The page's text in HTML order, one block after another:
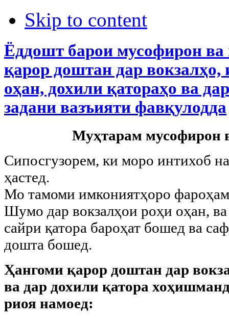
Skip to content
Ёддошт барои мусофирон ва
қарор доштан дар вокзалҳо,
оҳан, дохили қатораҳо ва
задани вазъияти фавқулодда
Муҳтарам мусофирон
Сипосгузорем, ки моро интихоб
ҳастед.
Мо тамоми имкониятҳоро
Шумо дар вокзалҳои роҳи оҳан,
сайри қатора бароҳат бошед ва
дошта бошед.
Ҳангоми қарор доштан дар
ва дар дохили қатора
риоя намоед: